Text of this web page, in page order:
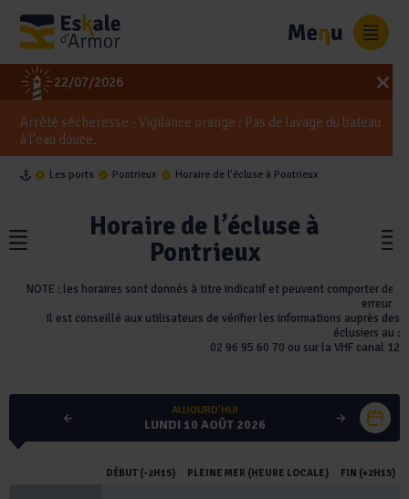
22/07/2026
Arrêté sécheresse - Vigilance orange : Pas de lavage du bateau
à l'eau douce.
Les ports Pontrieux Horaire de l’écluse à Pontrieux
Horaire de l’écluse à
Pontrieux
NOTE : les horaires sont donnés à titre indicatif et peuvent comporter des
erreurs.
Il est conseillé aux utilisateurs de vérifier les informations auprès des
éclusiers au :
02 96 95 60 70 ou sur la VHF canal 12
AUJOURD'HUI
LUNDI 10 AOÛT 2026
AOÛT 2026
DÉBUT (-2H15) PLEINE MER (HEURE LOCALE) FIN (+2H15)
Panneau de gestion des cookies